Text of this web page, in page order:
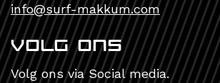
info@surf-makkum.com
Volg ons
Volg ons via Social media.